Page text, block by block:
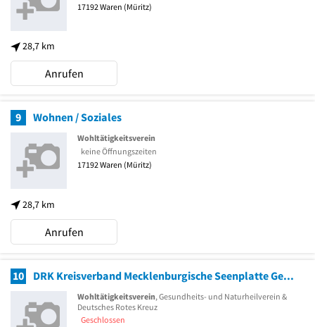
28,7 km
17192 Waren (Müritz)
Anrufen
9 Wohnen / Soziales
28,7 km
Wohltätigkeitsverein
keine Öffnungszeiten
17192 Waren (Müritz)
Anrufen
10 DRK Kreisverband Mecklenburgische Seenplatte Gesundheitszentrum Hilfsorganisation
Wohltätigkeitsverein, Gesundheits- und Naturheilverein &
Deutsches Rotes Kreuz
Geschlossen